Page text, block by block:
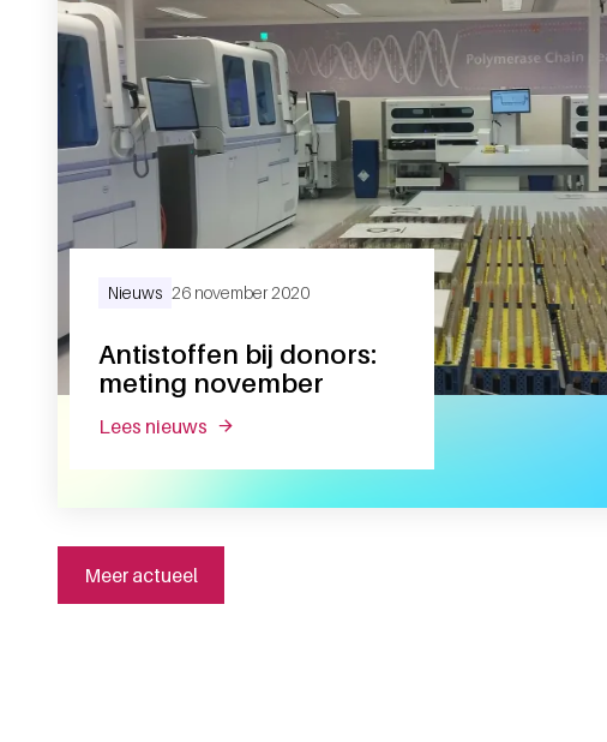
Antistoffen bij donors:
meting november
Nieuws 26 november 2020
lees nieuws over antistoffen bij donors: meting november
Meer actueel